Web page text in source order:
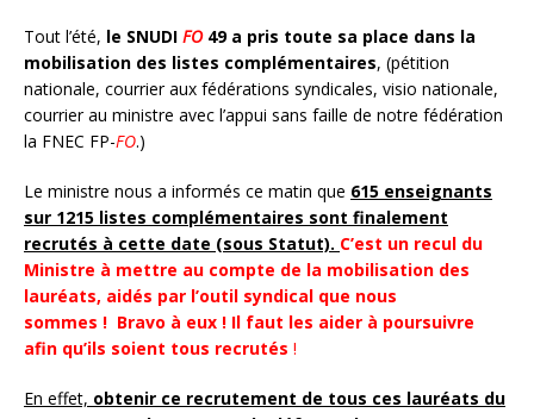
Tout l’été, le SNUDI FO 49 a pris toute sa place dans la
mobilisation des listes complémentaires, (pétition
nationale, courrier aux fédérations syndicales, visio nationale,
courrier au ministre avec l’appui sans faille de notre fédération
la FNEC FP-FO.)
Le ministre nous a informés ce matin que 615 enseignants
sur 1215 listes complémentaires sont finalement
recrutés à cette date (sous Statut). C’est un recul du
Ministre à mettre au compte de la mobilisation des
lauréats, aidés par l’outil syndical que nous
sommes ! Bravo à eux ! Il faut les aider à poursuivre
afin qu’ils soient tous recrutés !
En effet, obtenir ce recrutement de tous ces lauréats du